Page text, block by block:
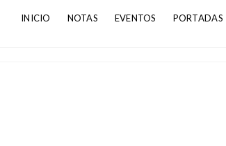
INICIO NOTAS EVENTOS PORTADAS